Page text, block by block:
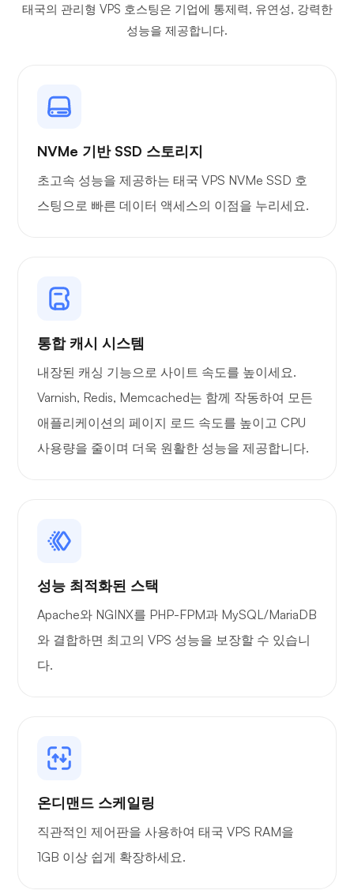
태국의 관리형 VPS 호스팅은 기업에 통제력, 유연성, 강력한
성능을 제공합니다.
NVMe 기반 SSD 스토리지
초고속 성능을 제공하는 태국 VPS NVMe SSD 호
스팅으로 빠른 데이터 액세스의 이점을 누리세요.
통합 캐시 시스템
내장된 캐싱 기능으로 사이트 속도를 높이세요.
Varnish, Redis, Memcached는 함께 작동하여 모든
애플리케이션의 페이지 로드 속도를 높이고 CPU
사용량을 줄이며 더욱 원활한 성능을 제공합니다.
성능 최적화된 스택
Apache와 NGINX를 PHP-FPM과 MySQL/MariaDB
와 결합하면 최고의 VPS 성능을 보장할 수 있습니
다.
온디맨드 스케일링
직관적인 제어판을 사용하여 태국 VPS RAM을
1GB 이상 쉽게 확장하세요.